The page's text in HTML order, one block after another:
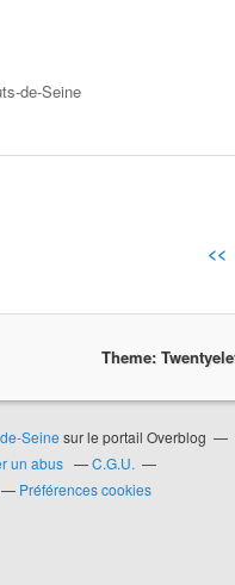
de-Seine
<<
Theme:
Seine sur le portail Overblog
un abus
C.G.U.
Préférences cookies